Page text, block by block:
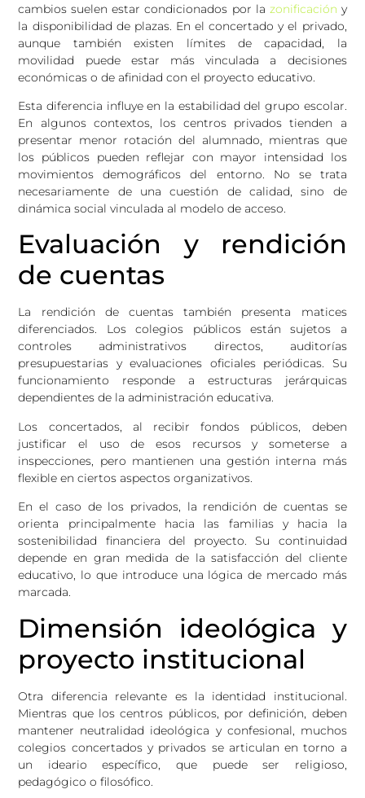
cambios suelen estar condicionados por la zonificación y
la disponibilidad de plazas. En el concertado y el privado,
aunque también existen límites de capacidad, la
movilidad puede estar más vinculada a decisiones
económicas o de afinidad con el proyecto educativo.
Esta diferencia influye en la estabilidad del grupo escolar.
En algunos contextos, los centros privados tienden a
presentar menor rotación del alumnado, mientras que
los públicos pueden reflejar con mayor intensidad los
movimientos demográficos del entorno. No se trata
necesariamente de una cuestión de calidad, sino de
dinámica social vinculada al modelo de acceso.
Evaluación y rendición
de cuentas
La rendición de cuentas también presenta matices
diferenciados. Los colegios públicos están sujetos a
controles administrativos directos, auditorías
presupuestarias y evaluaciones oficiales periódicas. Su
funcionamiento responde a estructuras jerárquicas
dependientes de la administración educativa.
Los concertados, al recibir fondos públicos, deben
justificar el uso de esos recursos y someterse a
inspecciones, pero mantienen una gestión interna más
flexible en ciertos aspectos organizativos.
En el caso de los privados, la rendición de cuentas se
orienta principalmente hacia las familias y hacia la
sostenibilidad financiera del proyecto. Su continuidad
depende en gran medida de la satisfacción del cliente
educativo, lo que introduce una lógica de mercado más
marcada.
Dimensión ideológica y
proyecto institucional
Otra diferencia relevante es la identidad institucional.
Mientras que los centros públicos, por definición, deben
mantener neutralidad ideológica y confesional, muchos
colegios concertados y privados se articulan en torno a
un ideario específico, que puede ser religioso,
pedagógico o filosófico.